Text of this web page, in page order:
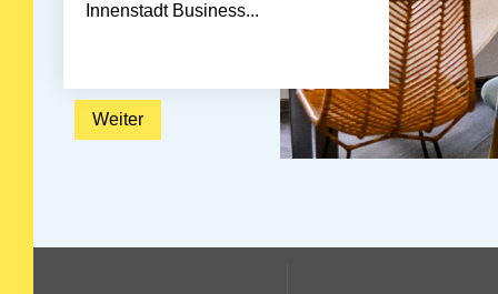
Innenstadt Business...
Weiter: Mittagsmenüs
Weiter